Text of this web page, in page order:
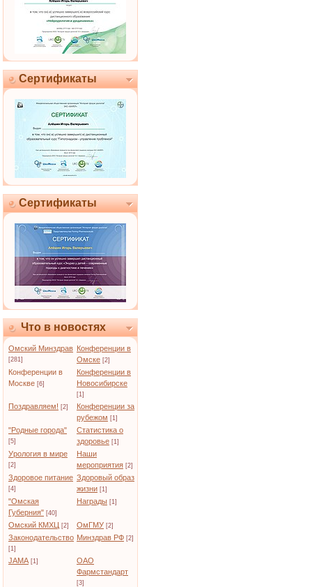
Сертификаты
Сертификаты
Что в новостях
Омский Минздрав
[281]
Конференции в
Омске [2]
Конференции в
Москве [6]
Конференции в
Новосибирске
[1]
Поздравляем! [2]
Конференции за
рубежом [1]
"Родные города"
[5]
Статистика о
здоровье [1]
Урология в мире
[2]
Наши
мероприятия [2]
Здоровое питание
[4]
Здоровый образ
жизни [1]
"Омская
Губерния" [40]
Награды [1]
Омский КМХЦ [2] ОмГМУ [2]
Законодательство
[1]
Минздрав РФ [2]
JAMA [1]
ОАО
Фармстандарт
[3]